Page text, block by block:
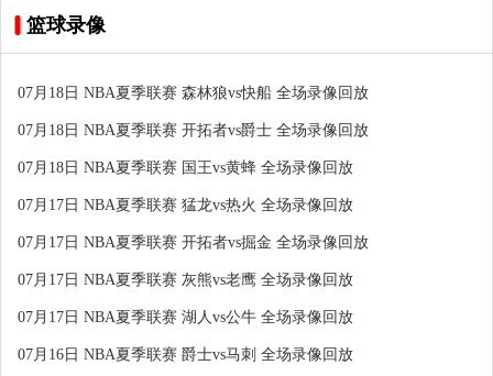
篮球录像
07月18日 NBA夏季联赛 森林狼vs快船 全场录像回放
07月18日 NBA夏季联赛 开拓者vs爵士 全场录像回放
07月18日 NBA夏季联赛 国王vs黄蜂 全场录像回放
07月17日 NBA夏季联赛 猛龙vs热火 全场录像回放
07月17日 NBA夏季联赛 开拓者vs掘金 全场录像回放
07月17日 NBA夏季联赛 灰熊vs老鹰 全场录像回放
07月17日 NBA夏季联赛 湖人vs公牛 全场录像回放
07月16日 NBA夏季联赛 爵士vs马刺 全场录像回放